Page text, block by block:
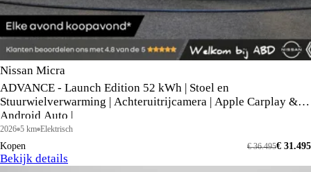
Nissan Micra
ADVANCE - Launch Edition 52 kWh | Stoel en
Stuurwielverwarming | Achteruitrijcamera | Apple Carplay &
Android Auto |
2026 5 km Elektrisch
Kopen € 31.495
€ 36.495
Bekijk details